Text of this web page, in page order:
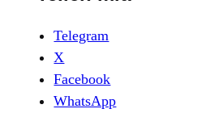
Telegram
X
Facebook
WhatsApp